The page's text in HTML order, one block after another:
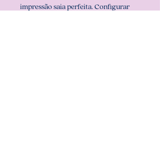
impressão saia perfeita. Configurar